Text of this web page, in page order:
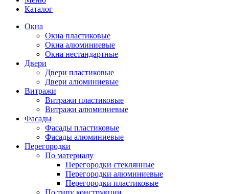
Каталог
Окна
Окна пластиковые
Окна алюминиевые
Окна нестандартные
Двери
Двери пластиковые
Двери алюминиевые
Витражи
Витражи пластиковые
Витражи алюминиевые
Фасады
Фасады пластиковые
Фасады алюминиевые
Перегородки
По материалу
Перегородки стеклянные
Перегородки алюминиевые
Перегородки пластиковые
По типу конструкции